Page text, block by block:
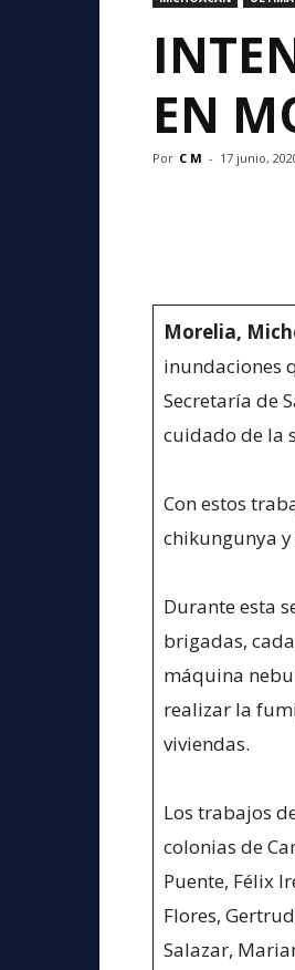
EN
Por C M - 17 junio,
Morelia,
inundaciones
Secretaría de
cuidado de la
Con estos
chikungunya y
Durante esta
brigadas,
máquina
realizar la
viviendas.
Los trabajos
colonias de
Puente, Félix
Flores,
Salazar,